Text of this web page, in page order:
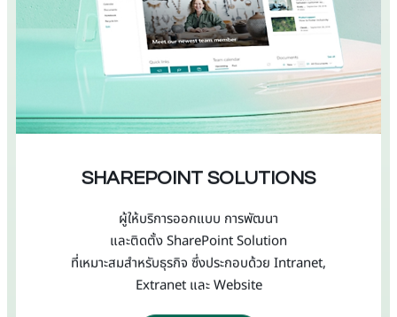
SHAREPOINT SOLUTIONS
ผู้ให้บริการออกแบบ การพัฒนา
และติดตั้ง SharePoint Solution
ที่เหมาะสมสำหรับธุรกิจ ซึ่งประกอบด้วย Intranet,
Extranet และ Website